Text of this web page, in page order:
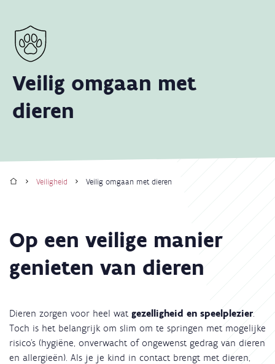
Veilig omgaan met
dieren
HomeVeiligheid Veilig omgaan met dieren
Op een veilige manier
genieten van dieren
Dieren zorgen voor heel wat gezelligheid en speelplezier.
Toch is het belangrijk om slim om te springen met mogelijke
risico’s (hygiëne, onverwacht of ongewenst gedrag van dieren
en allergieën). Als je je kind in contact brengt met dieren,